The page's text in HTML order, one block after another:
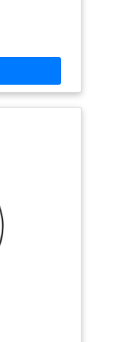
un
chevaux
leurs
de gain
à poils de
peigner et
de le
à laver
nettoyer
protection
comprend
cheval et
fabriquées
solide,
nœuds, la
soins